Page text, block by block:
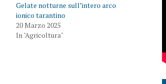
Gelate notturne sull’intero arco
ionico tarantino
20 Marzo 2025
In "Agricoltura"